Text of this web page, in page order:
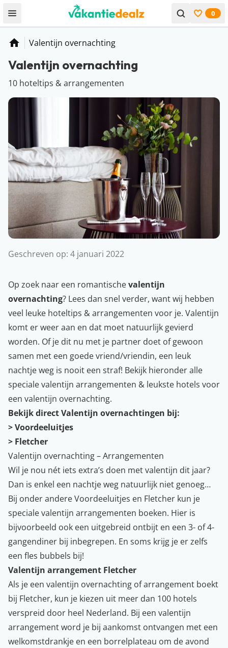
Open menu Bekijk
0
Home
Valentijn overnachting
Valentijn overnachting
10 hoteltips & arrangementen
Geschreven op: 4 januari 2022
Op zoek naar een romantischevalentijn
overnachting? Lees dan snel verder, want wij hebben
veel leuke hoteltips & arrangementen voor je. Valentijn
komt er weer aan en dat moet natuurlijk gevierd
worden. Of je dit nu met je partner doet of gewoon
samen met een goede vriend/vriendin, een leuk
nachtje weg is nooit een straf! Bekijk hieronder alle
speciale valentijn arrangementen & leukste hotels voor
een valentijn overnachting.
Bekijk direct Valentijn overnachtingen bij:
>Voordeeluitjes
> Fletcher
Valentijn overnachting – Arrangementen
Wil je nou nét iets extra’s doen met valentijn dit jaar?
Dan is enkel een nachtje weg natuurlijk niet genoeg…
Bij onder andereVoordeeluitjes en Fletcher kun je
speciale valentijn arrangementen boeken. Hier is
bijvoorbeeld ook een uitgebreid ontbijt en een 3- of 4-
gangendiner bij inbegrepen. En soms krijg je er zelfs
een fles bubbels bij!
Valentijn arrangement Fletcher
Als je een valentijn overnachting of arrangement boekt
bij Fletcher, kun je kiezen uit meer dan 100 hotels
verspreid door heel Nederland. Bij een valentijn
arrangement word je bij aankomst ontvangen met een
welkomstdrankje en een borrelplateau om de avond